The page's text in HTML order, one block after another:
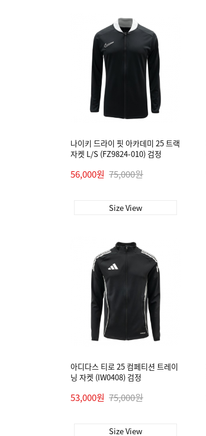
나이키 드라이 핏 아카데미 25 트랙
자켓 L/S (FZ9824-010) 검정
56,000원 75,000원
Size View
아디다스 티로 25 컴페티션 트레이
닝 자켓 (IW0408) 검정
53,000원 75,000원
Size View